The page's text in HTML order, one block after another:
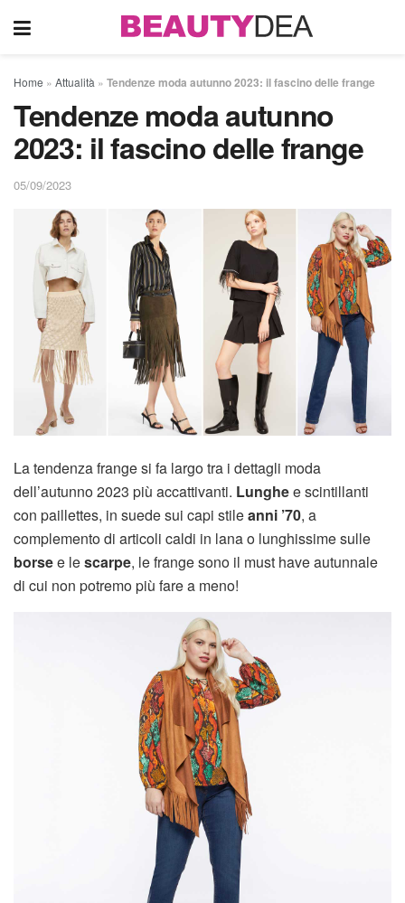
Home » Attualità » Tendenze moda autunno 2023: il fascino delle frange
Tendenze moda autunno
2023: il fascino delle frange
05/09/2023
La tendenza frange si fa largo tra i dettagli moda
dell’autunno 2023 più accattivanti. Lunghee scintillanti
con paillettes, in suede sui capi stileanni ’70, a
complemento di articoli caldi in lana o lunghissime sulle
borsee lescarpe, le frange sono il must have autunnale
di cui non potremo più fare a meno!